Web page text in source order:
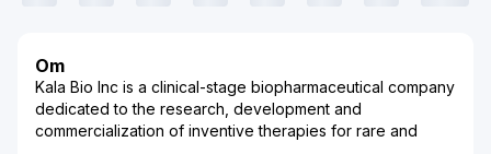
Om
Kala Bio Inc is a clinical-stage biopharmaceutical company
dedicated to the research, development and
commercialization of inventive therapies for rare and